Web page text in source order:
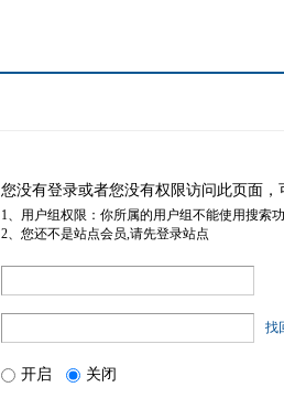
您没有登录或者您没有权限访问此页面
1、用户组权限：你所属的用户组不能使用搜索
2、您还不是站点会员,请先登录站点
找
开启 关闭